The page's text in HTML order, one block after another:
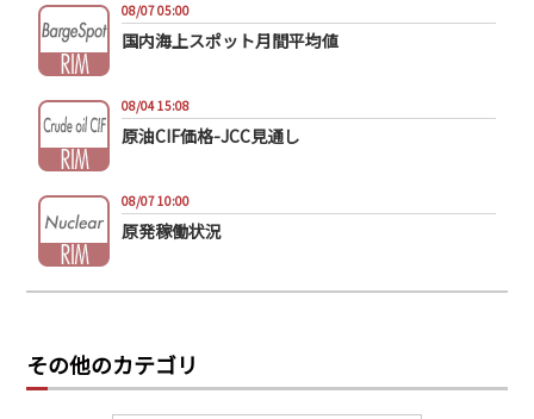
08/07 05:00
国内海上スポット月間平均値
08/04 15:08
原油CIF価格-JCC見通し
08/07 10:00
原発稼働状況
その他のカテゴリ